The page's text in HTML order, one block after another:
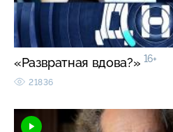
«Развратная вдова?» 16+
21836